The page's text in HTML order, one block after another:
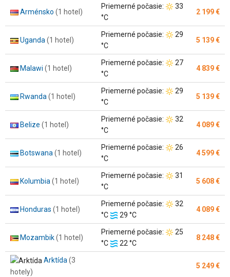
Arménsko (1 hotel)
Priemerné počasie:
Teplota
vzduchu:
33
°C
2 199 €
Uganda (1 hotel)
Priemerné počasie:
Teplota
vzduchu:
29
°C
5 139 €
Malawi (1 hotel)
Priemerné počasie:
Teplota
vzduchu:
27
°C
4 839 €
Rwanda (1 hotel)
Priemerné počasie:
Teplota
vzduchu:
29
°C
5 139 €
Belize (1 hotel)
Priemerné počasie:
Teplota
vzduchu:
32
°C
4 089 €
Botswana (1 hotel)
Priemerné počasie:
Teplota
vzduchu:
26
°C
4 599 €
Kolumbia (1 hotel)
Priemerné počasie:
Teplota
vzduchu:
31
°C
5 608 €
Honduras (1 hotel)
Priemerné počasie:
Teplota
vzduchu:
32
°C
Teplota
vody:
29 °C
4 089 €
Mozambik(1 hotel)
Priemerné počasie:
Teplota
vzduchu:
25
°C
Teplota
vody:
22 °C
8 248 €
Arktída (3
hotely)
5 249 €